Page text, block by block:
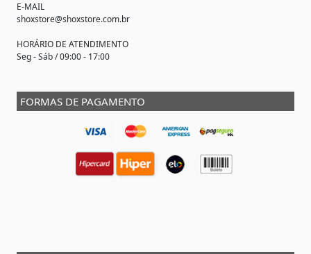
E-MAIL
shoxstore@shoxstore.com.br
HORÁRIO DE ATENDIMENTO
Seg - Sáb / 09:00 - 17:00
FORMAS DE PAGAMENTO